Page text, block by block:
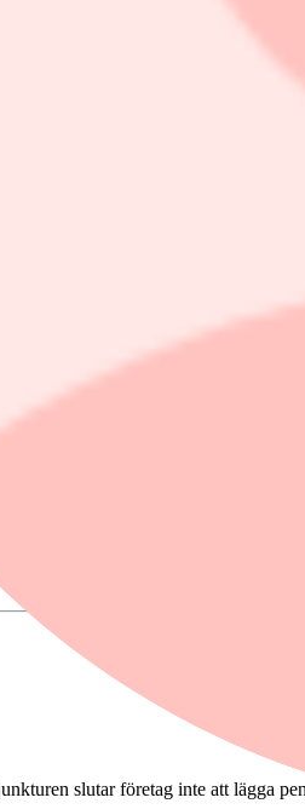
på S&P 500 grundades under
slutar företag inte att lägga